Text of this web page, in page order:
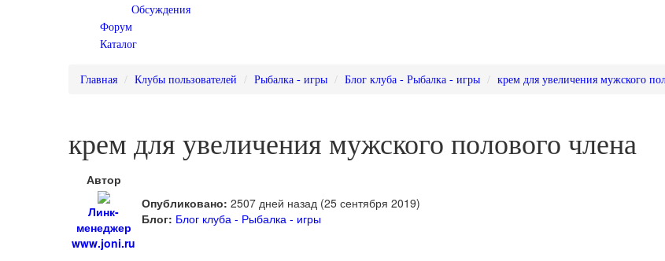
Обсуждения
Форум
Каталог
Главная Клубы пользователей Рыбалка - игры Блог клуба - Рыбалка - игры крем для увеличения мужского
крем для увеличения мужского полового члена
Автор
Линк-
менеджер
www.joni.ru
Опубликовано: 2507 дней назад (25 сентября 2019)
Блог: Блог клуба - Рыбалка - игры